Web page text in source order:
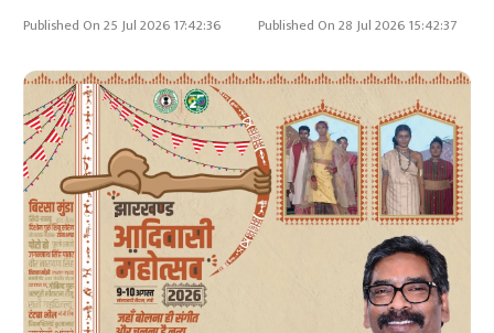
Published On 25 Jul 2026 17:42:36 Published On 28 Jul 2026 15:42:37